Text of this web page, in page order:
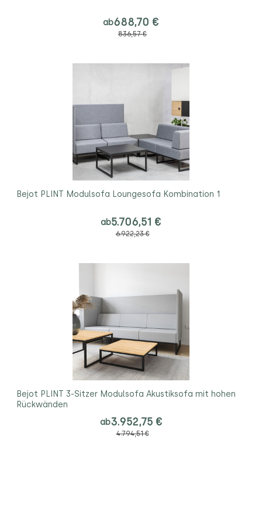
ab688,70 €
836,57 €
Bejot PLINT Modulsofa Loungesofa Kombination 1
ab5.706,51 €
6.922,23 €
Bejot PLINT 3-Sitzer Modulsofa Akustiksofa mit hohen
Rückwänden
ab3.952,75 €
4.794,51 €